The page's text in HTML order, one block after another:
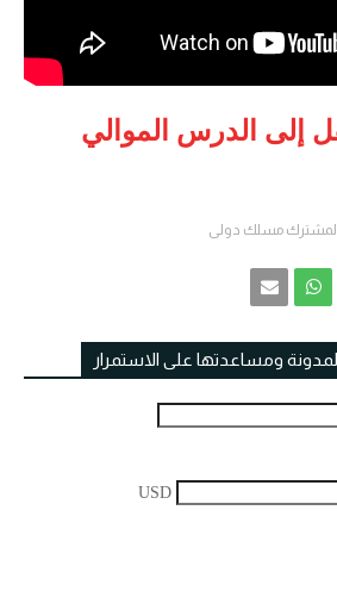
إلى الدرس الموالي
مسلك دولي
ومساعدتها على الاستمرار
USD